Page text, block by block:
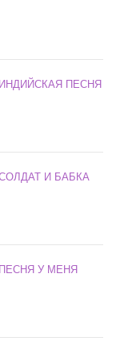
ПЕСНЯ
И БАБКА
У МЕНЯ